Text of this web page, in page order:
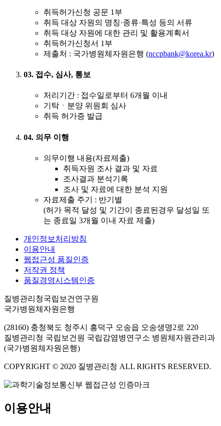
취득허가신청 공문 1부
취득 대상 자원의 명칭·종류·특성 등의 서류
취득 대상 자원에 대한 관리 및 활용계획서
취득허가신청서 1부
제출처 : 국가병원체자원은행 (nccpbank@korea.kr)
03. 접수, 심사, 통보
처리기간 : 접수일로부터 6개월 이내
기탁ㆍ분양 위원회 심사
취득 허가증 발급
04. 의무 이행
의무이행 내용(자료제출)
취득자원 조사 결과 및 자료
조사결과 분석기록
조사 및 자료에 대한 분석 지원
자료제출 주기 : 반기별
(허가 목적 달성 및 기간이 종료된경우 달성일 또
는 종료일 3개월 이내 자료 제출)
개인정보처리방침
이용안내
웹접근성 품질인증
저작권 정책
품질경영시스템인증
질병관리청국립보건연구원
국가병원체자원은행
(28160) 충청북도 청주시 흥덕구 오송읍 오송생명2로 220
질병관리청 국립보건원 국립감염병연구소 병원체자원관리과
(국가병원체자원은행)
COPYRIGHT © 2020 질병관리청 ALL RIGHTS RESERVED.
이용안내